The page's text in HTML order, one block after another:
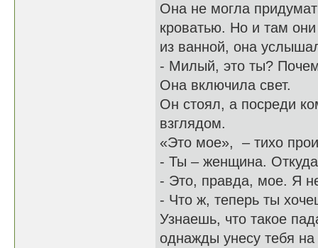
Она не могла
кроватью. Но и там
из ванной, она
- Милый, это ты?
Она включила свет.
Он стоял, а посреди
взглядом.
«Это мое», – тихо
- Ты – женщина.
- Это, правда, мое. Я
- Что ж, теперь ты
Узнаешь, что такое
однажды унесу тебя